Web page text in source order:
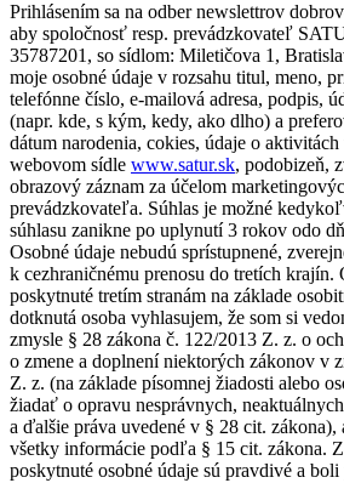
Prihlásením sa na odber newslettrov
aby spoločnosť resp. prevádzkovateľ
35787201, so sídlom: Miletičova 1,
moje osobné údaje v rozsahu titul, meno,
telefónne číslo, e-mailová adresa, podpis,
(napr. kde, s kým, kedy, ako dlho) a
dátum narodenia, cokies, údaje o
webovom sídle www.satur.sk, podobizeň,
obrazový záznam za účelom
prevádzkovateľa. Súhlas je možné
súhlasu zanikne po uplynutí 3 rokov odo
Osobné údaje nebudú sprístupnené,
k cezhraničnému prenosu do tretích krajín.
poskytnuté tretím stranám na základe
dotknutá osoba vyhlasujem, že som si
zmysle § 28 zákona č. 122/2013 Z. z. o
o zmene a doplnení niektorých zákonov v
Z. z. (na základe písomnej žiadosti alebo
žiadať o opravu nesprávnych,
a ďalšie práva uvedené v § 28 cit.
všetky informácie podľa § 15 cit. zákona.
poskytnuté osobné údaje sú pravdivé a